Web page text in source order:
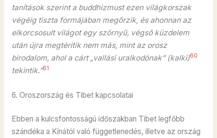
tanítások szerint a buddhizmust ezen világkorszak
végéig tiszta formájában megőrzik, és ahonnan az
elkorcsosult világot egy szörnyű, végső küzdelem
után újra megtérítik nem más, mint az orosz
birodalom, ahol a cárt „vallási uralkodónak” (kalki)60
tekintik.”61
6. Oroszország és Tibet kapcsolatai
Ebben a kulcsfontosságú időszakban Tibet legfőbb
szándéka a Kínától való függetlenedés, illetve az ország